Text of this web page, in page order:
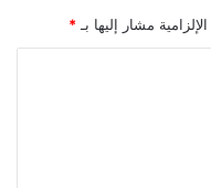
مشار إليها بـ *